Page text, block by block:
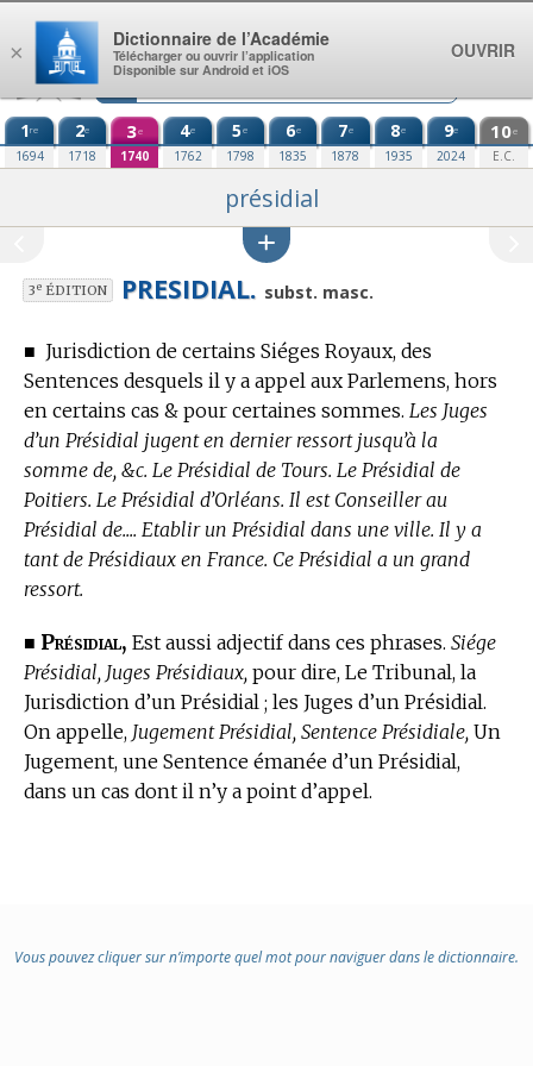
Aller au contenu
1re
1694
2e
1718
3e
1740
4e
1762
5e
1798
6e
1835
7e
1878
8e
1935
9e
2024
10e
E.C.
présidial
3eÉDITION PRESIDIAL. subst. masc.
■ Jurisdiction de certains Siéges Royaux, des
Sentences desquels il y a appel aux Parlemens, hors
en certains cas & pour certaines sommes. Les Juges
d’un Présidial jugent en dernier ressort jusqu’à la
somme de, &c. Le Présidial de Tours. Le Présidial de
Poitiers. Le Présidial d’Orléans. Il est Conseiller au
Présidial de.... Etablir un Présidial dans une ville. Il y a
tant de Présidiaux en France. Ce Présidial a un grand
ressort.
■ Présidial, Est aussi adjectif dans ces phrases. Siége
Présidial, Juges Présidiaux, pour dire, Le Tribunal, la
Jurisdiction d’un Présidial ; les Juges d’un Présidial.
On appelle, Jugement Présidial, Sentence Présidiale, Un
Jugement, une Sentence émanée d’un Présidial,
dans un cas dont il n’y a point d’appel.
Vous pouvez cliquer sur n’importe quel mot pour naviguer dans le dictionnaire.
×
Dictionnaire de l’Académie
Télécharger ou ouvrir l’application
Disponible sur Android et iOS
OUVRIR